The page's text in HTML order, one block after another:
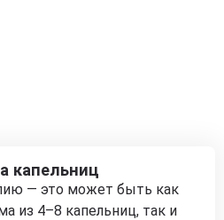
капельниц
— это может быть как
из 4–8 капельниц, так и